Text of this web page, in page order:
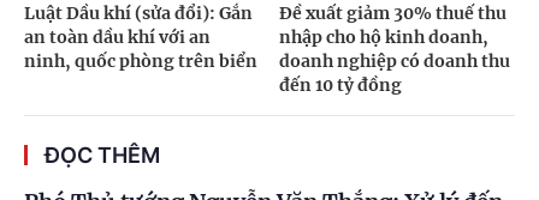
Luật Dầu khí (sửa đổi): Gắn
an toàn dầu khí với an
ninh, quốc phòng trên biển
Đề xuất giảm 30% thuế thu
nhập cho hộ kinh doanh,
doanh nghiệp có doanh thu
đến 10 tỷ đồng
ĐỌC THÊM